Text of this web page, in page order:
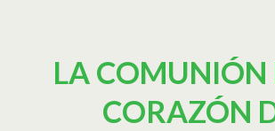
LA COMUNIÓN
CORAZÓN